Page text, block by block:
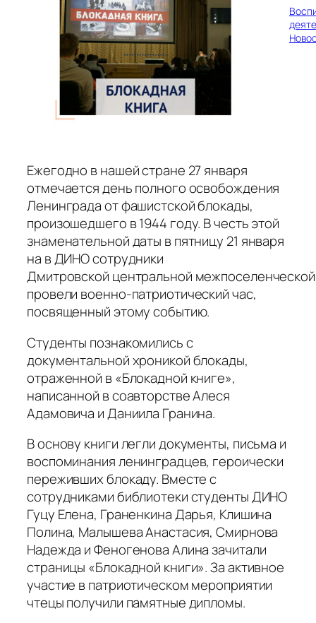
Ежегодно в нашей стране 27 января
отмечается день полного освобождения
Ленинграда от фашистской блокады,
произошедшего в 1944 году. В честь этой
знаменательной даты в пятницу 21 января
на в ДИНО сотрудники
Дмитровской центральной
провели военно-патриотический час,
посвященный этому событию.
Студенты познакомились с
документальной хроникой блокады,
отраженной в «Блокадной книге»,
написанной в соавторстве Алеся
Адамовича и Даниила Гранина.
В основу книги легли документы, письма и
воспоминания ленинградцев, героически
переживших блокаду. Вместе с
сотрудниками библиотеки студенты ДИНО
Гуцу Елена, Граненкина Дарья, Клишина
Полина, Малышева Анастасия, Смирнова
Надежда и Феногенова Алина зачитали
страницы «Блокадной книги». За активное
участие в патриотическом мероприятии
чтецы получили памятные дипломы.